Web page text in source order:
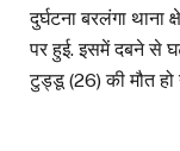
दुर्घटना बरलंगा थाना
पर हुई. इसमें दबने से
टुड्डू (26) की मौत हो